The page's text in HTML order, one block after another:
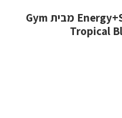
טייץ מקולקציית Energy+Seamless מבית Gym